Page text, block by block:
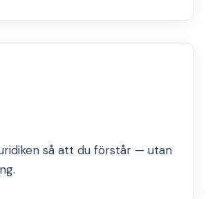
så att du förstår — utan